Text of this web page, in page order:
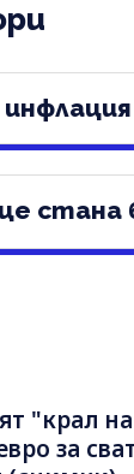
стана
"крал
за